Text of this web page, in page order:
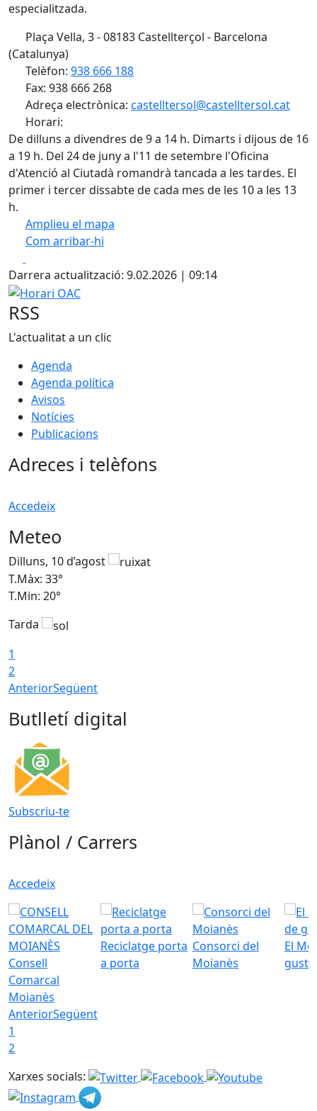
especialitzada.
Plaça Vella, 3 - 08183 Castellterçol - Barcelona
(Catalunya)
Telèfon: 938 666 188
Fax: 938 666 268
Adreça electrònica: castelltersol@castelltersol.cat
Horari:
De dilluns a divendres de 9 a 14 h. Dimarts i dijous de 16
a 19 h. Del 24 de juny a l'11 de setembre l'Oficina
d'Atenció al Ciutadà romandrà tancada a les tardes. El
primer i tercer dissabte de cada mes de les 10 a les 13
h.
Amplieu el mapa
Com arribar-hi
+
−
Darrera actualització: 9.02.2026 | 09:14
Horari OAC
RSS
L'actualitat a un clic
Agenda
Agenda política
Avisos
Notícies
Publicacions
Adreces i telèfons
Accedeix
Meteo
Dilluns, 10 d’agost
T.Màx: 33°
T.Min: 20°
Tarda
1
2
AnteriorSegüent
Butlletí digital
Subscriu-te
Plànol / Carrers
Accedeix
Consell
Comarcal
Moianès
Reciclatge porta
a porta
Consorci del
Moianès
El
gust
AnteriorSegüent
1
2
Xarxes socials: